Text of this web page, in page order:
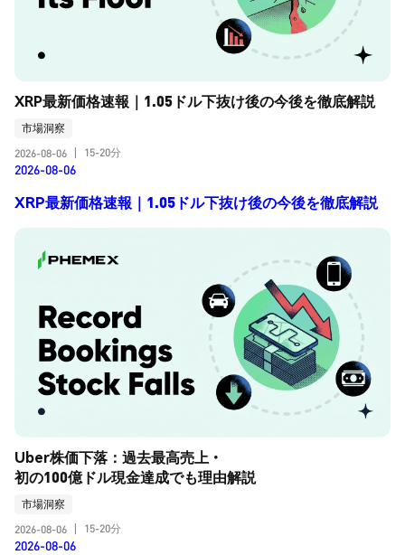
XRP最新価格速報｜1.05ドル下抜け後の今後を徹底解説
市場洞察
2026-08-06
15-20分
2026-08-06
XRP最新価格速報｜1.05ドル下抜け後の今後を徹底解説
Uber株価下落：過去最高売上・
初の100億ドル現金達成でも理由解説
市場洞察
2026-08-06
15-20分
2026-08-06